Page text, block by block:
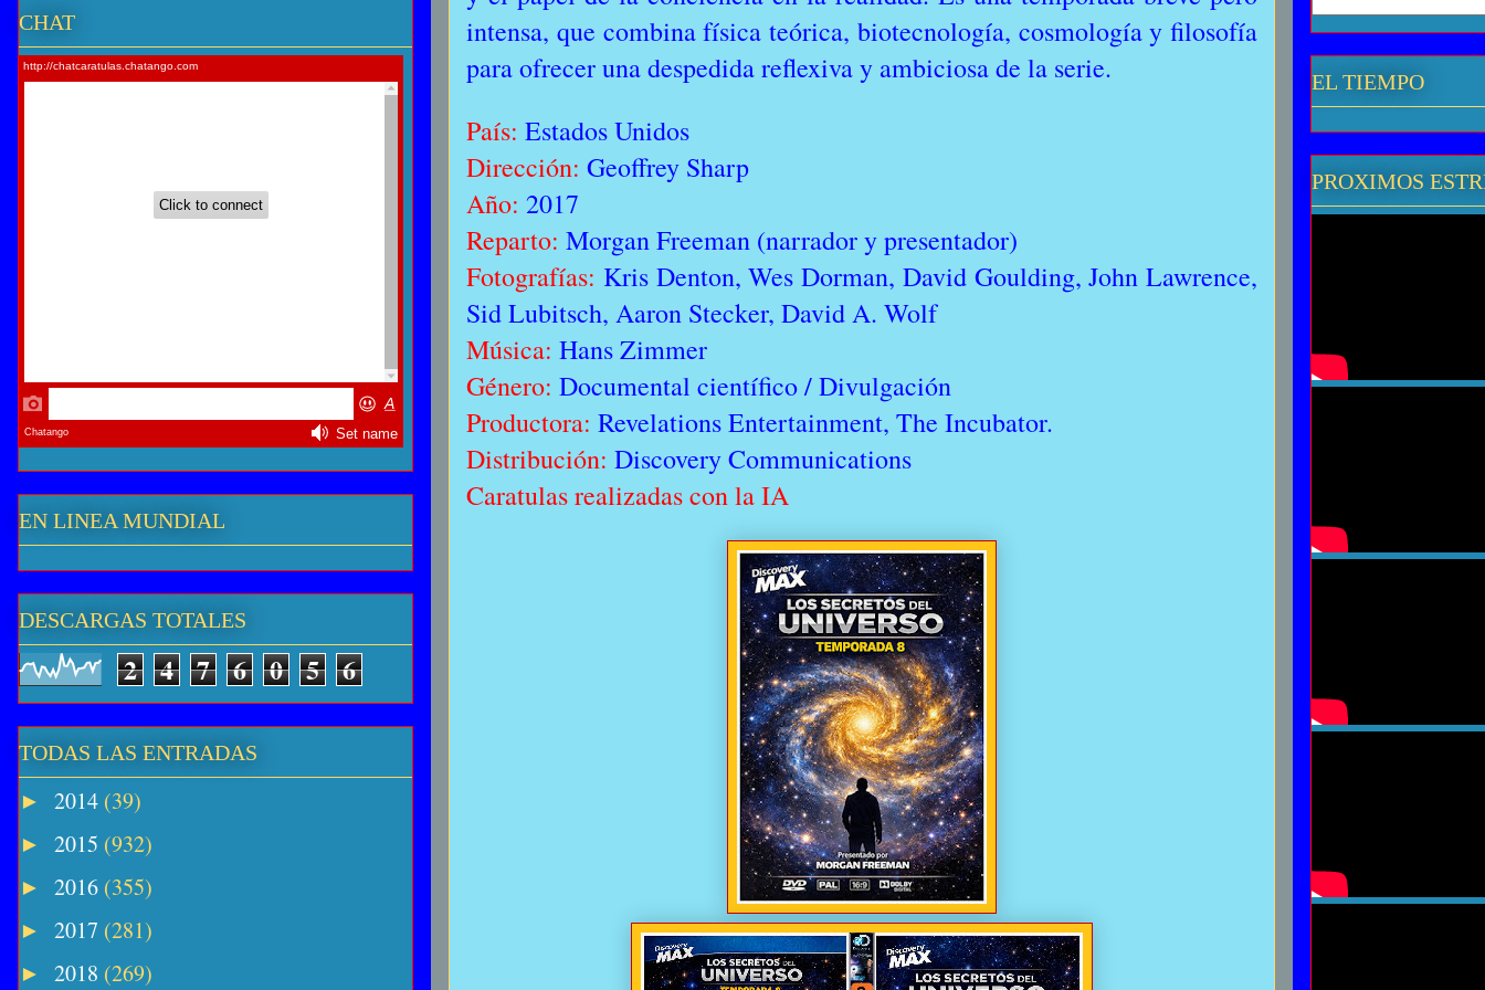
intensa, que combina física teórica, biotecnología, cosmología y filosofía
para ofrecer una despedida reflexiva y ambiciosa de la serie.
País: Estados Unidos
Dirección: Geoffrey Sharp
Año: 2017
Reparto: Morgan Freeman (narrador y presentador)
Fotografías: Kris Denton, Wes Dorman, David Goulding, John Lawrence,
Sid Lubitsch, Aaron Stecker, David A. Wolf
Música: Hans Zimmer
Género: Documental científico / Divulgación
Productora: Revelations Entertainment, The Incubator.
Distribución: Discovery Communications
Caratulas realizadas con la IA
CHAT
EN LINEA MUNDIAL
DESCARGAS TOTALES
2 4 7 6 0 5 6
TODAS LAS ENTRADAS
► 2014 (39)
► 2015 (932)
► 2016 (355)
► 2017 (281)
► 2018 (269)
EL TIEMPO
PROXIMOS